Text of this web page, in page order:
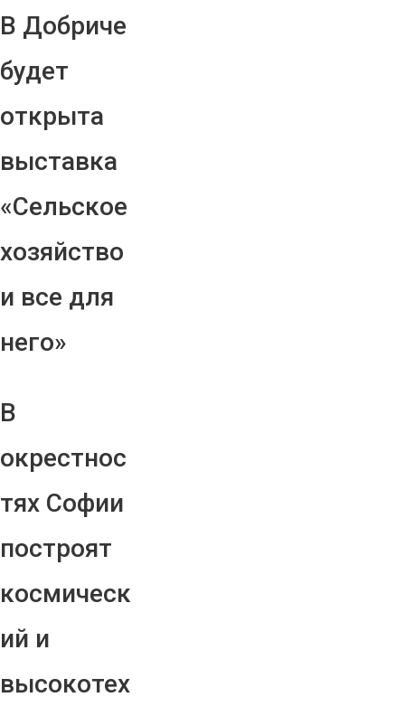
В Добриче
будет
открыта
выставка
«Сельское
хозяйство
и все для
него»
В
окрестнос
тях Софии
построят
космическ
ий и
высокотех